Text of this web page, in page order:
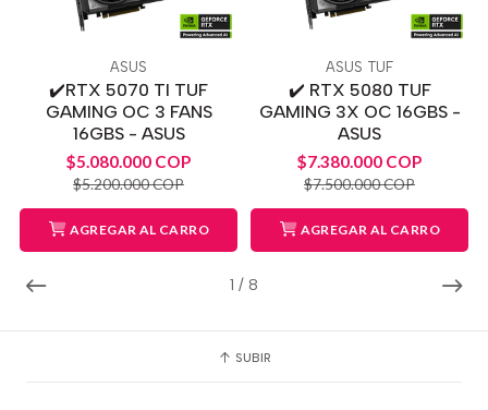
1 / 8
ASUS
✔️RTX 5070 TI TUF
GAMING OC 3 FANS
16GBS - ASUS
$5.080.000 COP
$5.200.000 COP
AGREGAR AL CARRO
ASUS TUF
✔️ RTX 5080 TUF
GAMING 3X OC 16GBS -
ASUS
$7.380.000 COP
$7.500.000 COP
AGREGAR AL CARRO
SUBIR